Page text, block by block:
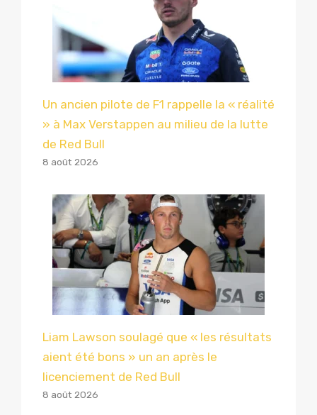
Un ancien pilote de F1 rappelle la « réalité
» à Max Verstappen au milieu de la lutte
de Red Bull
8 août 2026
Liam Lawson soulagé que « les résultats
aient été bons » un an après le
licenciement de Red Bull
8 août 2026